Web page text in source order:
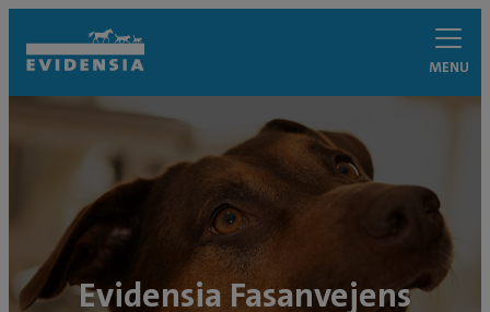
MENU
Evidensia Fasanvejens